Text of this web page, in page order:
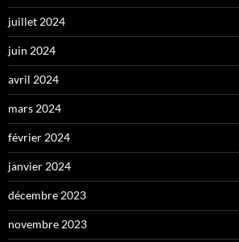
juillet 2024
juin 2024
avril 2024
mars 2024
février 2024
janvier 2024
décembre 2023
novembre 2023